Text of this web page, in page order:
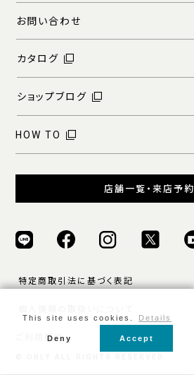
お問い合わせ
カタログ
ショップブログ
HOW TO
店舗一覧・来店予約
特定商取引法に基づく表記
ご利用規約
This site uses cookies. Details
Deny Accept